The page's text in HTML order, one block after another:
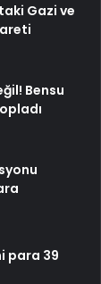
Gazi ve
Bensu
para 39